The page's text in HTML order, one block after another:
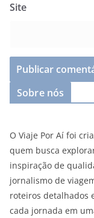
Site
Sobre nós
O Viaje Por Aí foi
quem busca
inspiração de
jornalismo de
roteiros detalhados
cada jornada em